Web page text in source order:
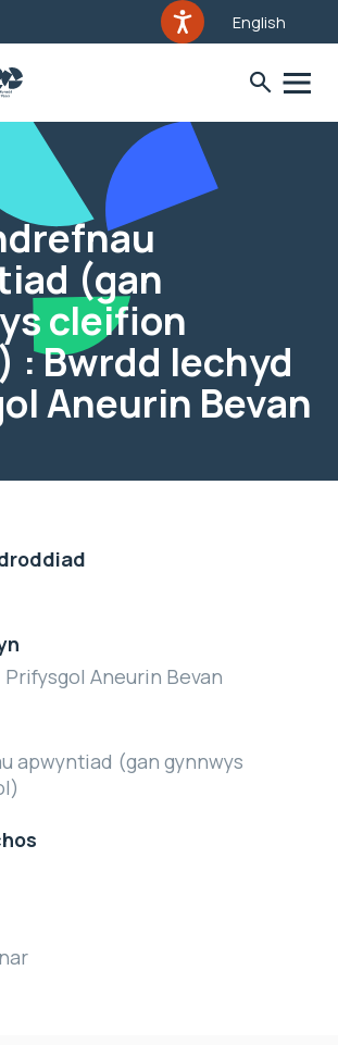
English
(gan
cleifion
: Bwrdd Iechyd
Aneurin Bevan
Aneurin Bevan
apwyntiad (gan gynnwys